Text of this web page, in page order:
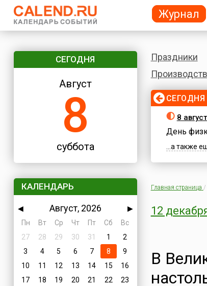
СЕГОДНЯ
Август
8
суббота
КАЛЕНДАРЬ
◀ Август, 2026
▶
Пн
Вт Ср Чт Пт Сб
Вс
27
28 29 30 31 1
2
3
4 5 6 7 8
9
10
11 12 13 14 15
16
17
18 19 20 21 22
23
Праздники
СЕГОДНЯ
8
День
...а также
Главная страница /
12
В
Журнал